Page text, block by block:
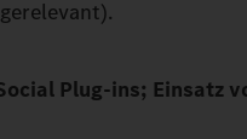
Plug-ins; Einsatz